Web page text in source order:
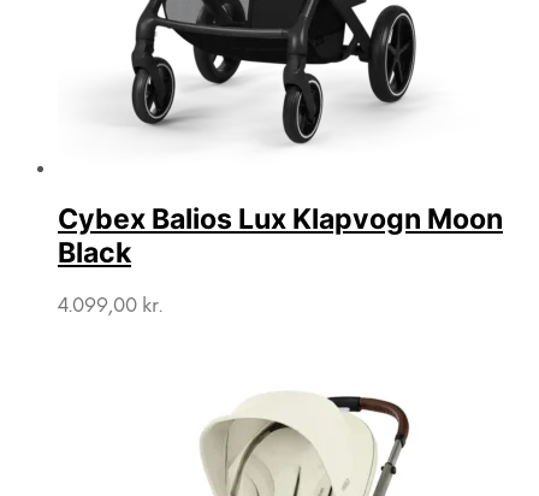
Cybex Balios Lux Klapvogn Moon
Black
4.099,00 kr.